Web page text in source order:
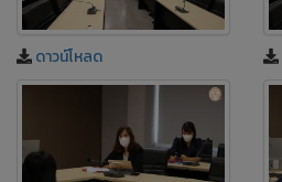
ดาวน์โหลด